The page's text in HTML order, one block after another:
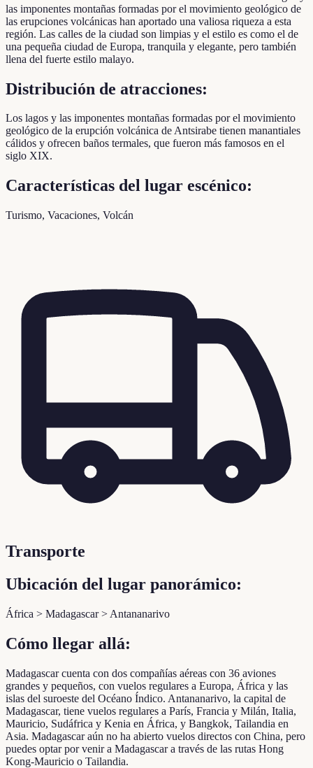
las imponentes montañas formadas por el movimiento geológico de
las erupciones volcánicas han aportado una valiosa riqueza a esta
región. Las calles de la ciudad son limpias y el estilo es como el de
una pequeña ciudad de Europa, tranquila y elegante, pero también
llena del fuerte estilo malayo.
Distribución de atracciones:
Los lagos y las imponentes montañas formadas por el movimiento
geológico de la erupción volcánica de Antsirabe tienen manantiales
cálidos y ofrecen baños termales, que fueron más famosos en el
siglo XIX.
Características del lugar escénico:
Turismo, Vacaciones, Volcán
Transporte
Ubicación del lugar panorámico:
África > Madagascar > Antananarivo
Cómo llegar allá:
Madagascar cuenta con dos compañías aéreas con 36 aviones
grandes y pequeños, con vuelos regulares a Europa, África y las
islas del suroeste del Océano Índico. Antananarivo, la capital de
Madagascar, tiene vuelos regulares a París, Francia y Milán, Italia,
Mauricio, Sudáfrica y Kenia en África, y Bangkok, Tailandia en
Asia. Madagascar aún no ha abierto vuelos directos con China, pero
puedes optar por venir a Madagascar a través de las rutas Hong
Kong-Mauricio o Tailandia.